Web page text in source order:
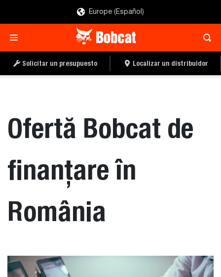
Europe (Español)
Solicitar un presupuesto Localizar un distribuidor
Ofertă Bobcat de
finanțare în
România